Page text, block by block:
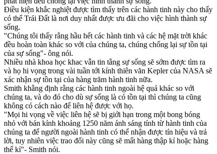
Điều kiện khắc nghiệt được tìm thấy trên các hành tinh này cho thấy
có thể Trái Đất là nơi duy nhất được ưu đãi cho việc hình thành sự
sống.
"Chúng tôi thấy rằng hầu hết các hành tinh và các hệ mặt trời khác
đều hoàn toàn khác so với của chúng ta, chúng chống lại sự tồn tại
của sự sống"- ông nói.
Nhiều nhà khoa học khac vẫn tin tằng sự sống sẽ sớm được tìm ra
và họ hi vọng trong vài tuần tới kính thiên văn Kepler của NASA sẽ
xác nhận sự tồn tại của hàng trăm hành tinh nữa.
Smith khằng định rằng các hành tinh ngoài hệ quá khác so với
chúng ta, và do đó cho dù sự sống là có tồn tại thì chúng ta cũng
không có cách nào để liên hệ được với họ.
"Mọi hi vọng về việc liên hệ sẽ bị giới hạn trong một bong bóng
nhỏ với bán kính khoảng 1250 năm ánh sáng tính từ hành tinh của
chúng ta để người ngoài hành tinh có thể nhận được tín hiệu và trả
lời, tuy nhiên việc trao đổi này cũng sẽ mất hàng thập kỉ hoặc hàng
thế kỉ"- Smith nói.